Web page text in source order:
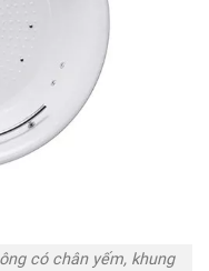
có chân yếm, khung